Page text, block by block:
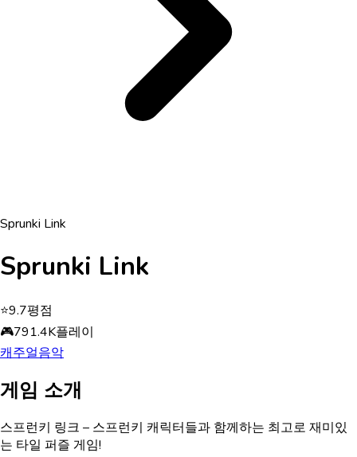
Sprunki Link
Sprunki Link
⭐9.7평점
🎮791.4K플레이
캐주얼음악
게임 소개
스프런키 링크 – 스프런키 캐릭터들과 함께하는 최고로 재미있
는 타일 퍼즐 게임!